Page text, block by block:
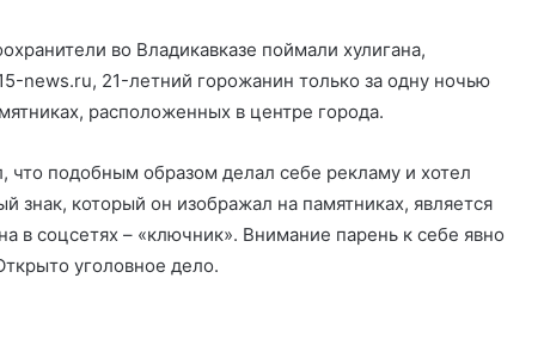
во Владикавказе поймали хулигана,
news.ru, 21-летний горожанин только за одну ночью
расположенных в центре города.
что подобным образом делал себе рекламу и хотел
знак, который он изображал на памятниках, является
в соцсетях – «ключник». Внимание парень к себе явно
уголовное дело.